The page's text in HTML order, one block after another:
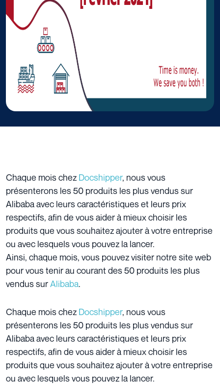
Chaque mois chez Docshipper, nous vous
présenterons les 50 produits les plus vendus sur
Alibaba avec leurs caractéristiques et leurs prix
respectifs, afin de vous aider à mieux choisir les
produits que vous souhaitez ajouter à votre entreprise
ou avec lesquels vous pouvez la lancer.
Ainsi, chaque mois, vous pouvez visiter notre site web
pour vous tenir au courant des 50 produits les plus
vendus surAlibaba.
Chaque mois chez Docshipper, nous vous
présenterons les 50 produits les plus vendus sur
Alibaba avec leurs caractéristiques et leurs prix
respectifs, afin de vous aider à mieux choisir les
produits que vous souhaitez ajouter à votre entreprise
ou avec lesquels vous pouvez la lancer.